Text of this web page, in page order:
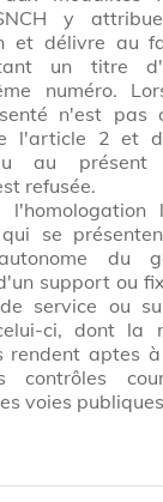
y
et délivre au
un titre
numéro.
n'est pas
l'article 2 et
au présent
refusée.
l'homologation
se
du
support ou
service ou
ci, dont la
rendent aptes
contrôles
voies